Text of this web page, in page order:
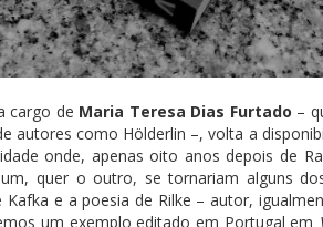
cargo de Maria Teresa Dias Furtado –
autores como Hölderlin –, volta a
onde, apenas oito anos depois de
quer o outro, se tornariam alguns
e a poesia de Rilke – autor,
um exemplo editado em Portugal em